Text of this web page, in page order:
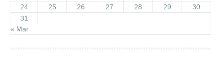
24
25 26 27 28 29
30
31
« Mar